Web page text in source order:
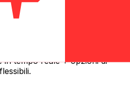
in tempo reale + opzioni di